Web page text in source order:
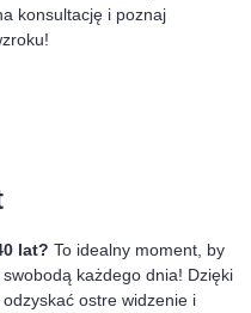
konsultację i poznaj
lat? To idealny moment, by
każdego dnia! Dzięki
odzyskać ostre widzenie i